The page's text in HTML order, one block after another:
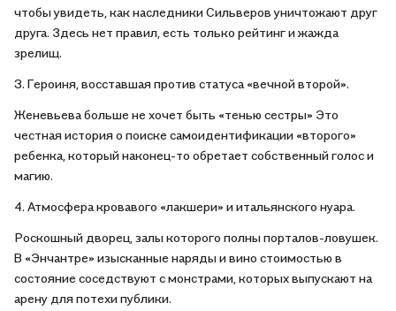
чтобы увидеть, как наследники Сильверов уничтожают друг
друга. Здесь нет правил, есть только рейтинг и жажда
зрелищ.
3. Героиня, восставшая против статуса «вечной второй».
Женевьева больше не хочет быть «тенью сестры» Это
честная история о поиске самоидентификации «второго»
ребенка, который наконец-то обретает собственный голос и
магию.
4. Атмосфера кровавого «лакшери» и итальянского нуара.
Роскошный дворец, залы которого полны порталов-ловушек.
В «Энчантре» изысканные наряды и вино стоимостью в
состояние соседствуют с монстрами, которых выпускают на
арену для потехи публики.